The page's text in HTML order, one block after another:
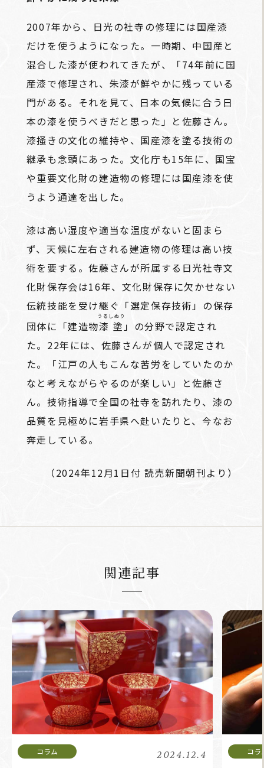
2007年から、日光の社寺の修理には国産漆
だけを使うようになった。一時期、中国産と
混合した漆が使われてきたが、「74年前に国
産漆で修理され、朱漆が鮮やかに残っている
門がある。それを見て、日本の気候に合う日
本の漆を使うべきだと思った」と佐藤さん。
漆掻きの文化の維持や、国産漆を塗る技術の
継承も念頭にあった。文化庁も15年に、国宝
や重要文化財の建造物の修理には国産漆を使
うよう通達を出した。
漆は高い湿度や適当な温度がないと固まら
ず、天候に左右される建造物の修理は高い技
術を要する。佐藤さんが所属する日光社寺文
化財保存会は16年、文化財保存に欠かせない
伝統技能を受け継ぐ「選定保存技術」の保存
団体に「建造物漆塗
うるしぬり
」の分野で認定され
た。22年には、佐藤さんが個人で認定され
た。「江戸の人もこんな苦労をしていたのか
なと考えながらやるのが楽しい」と佐藤さ
ん。技術指導で全国の社寺を訪れたり、漆の
品質を見極めに岩手県へ赴いたりと、今なお
奔走している。
（2024年12月1日付 読売新聞朝刊より）
関連記事
2024.12.4